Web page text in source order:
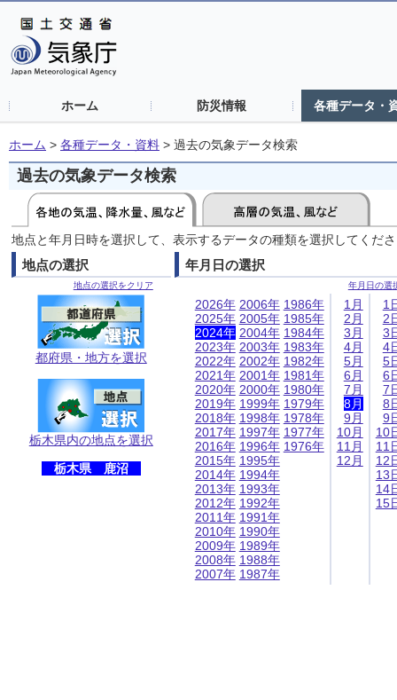
ホーム 防災情報 各種データ・
ホーム > 各種データ・資料 > 過去の気象データ検索
過去の気象データ検索
地点と年月日時を選択して、表示するデータの種類を選択してくだ
地点の選択
地点の選択をクリア
都府県・地方を選択
栃木県内の地点を選択
栃木県 鹿沼
年月日の選択
年月日の選
2026年
2025年
2024年
2023年
2022年
2021年
2020年
2019年
2018年
2017年
2016年
2015年
2014年
2013年
2012年
2011年
2010年
2009年
2008年
2007年
2006年
2005年
2004年
2003年
2002年
2001年
2000年
1999年
1998年
1997年
1996年
1995年
1994年
1993年
1992年
1991年
1990年
1989年
1988年
1987年
1986年
1985年
1984年
1983年
1982年
1981年
1980年
1979年
1978年
1977年
1976年
1月
2月
3月
4月
5月
6月
7月
8月
9月
10月
11月
12月
1
2
3
4
5
6
7
8
9
10
11
12
13
14
15